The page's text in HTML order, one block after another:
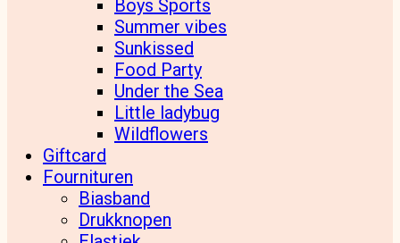
Boys Sports
Summer vibes
Sunkissed
Food Party
Under the Sea
Little ladybug
Wildflowers
Giftcard
Fournituren
Biasband
Drukknopen